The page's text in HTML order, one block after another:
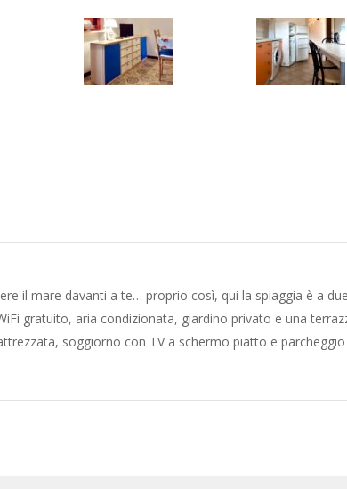
il mare davanti a te… proprio così, qui la spiaggia è a
gratuito, aria condizionata, giardino privato e una
soggiorno con TV a schermo piatto e